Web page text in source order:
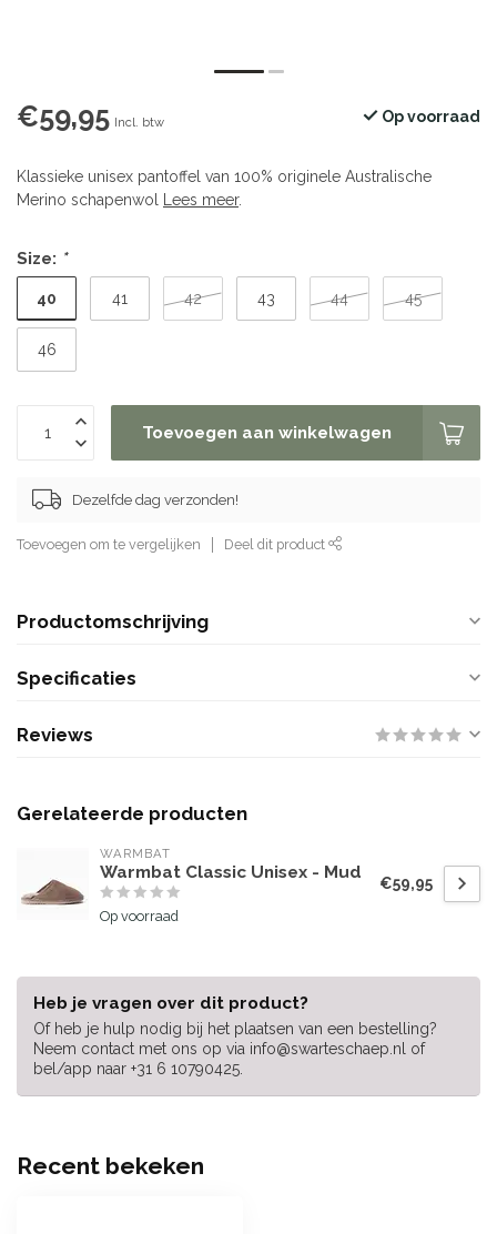
€59,95 Incl. btw Op voorraad
Klassieke unisex pantoffel van 100% originele Australische
Merino schapenwol Lees meer.
Size: *
40 41 42 43 44 45
46
Toevoegen aan winkelwagen
Dezelfde dag verzonden!
Toevoegen om te vergelijken Deel dit product
Productomschrijving
Specificaties
Reviews
Gerelateerde producten
WARMBAT
Warmbat Classic Unisex - Mud
Op voorraad
€59,95
Heb je vragen over dit product?
Of heb je hulp nodig bij het plaatsen van een bestelling?
Neem contact met ons op via info@swarteschaep.nl of
bel/app naar +31 6 10790425.
Recent bekeken